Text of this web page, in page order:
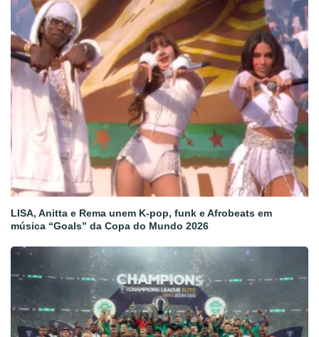
LISA, Anitta e Rema unem K-pop, funk e Afrobeats em
música “Goals” da Copa do Mundo 2026